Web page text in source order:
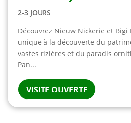
2-3 JOURS
Découvrez Nieuw Nickerie et Bigi
unique à la découverte du
vastes rizières et du paradis
Pan...
VISITE OUVERTE